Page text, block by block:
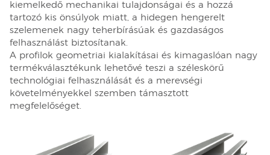
kiemelkedő mechanikai tulajdonságai és a hozzá
tartozó kis önsúlyok miatt, a hidegen hengerelt
szelemenek nagy teherbírásúak és gazdaságos
felhasználást biztosítanak.
A profilok geometriai kialakításai és kimagaslóan nagy
termékválasztékunk lehetővé teszi a széleskörű
technológiai felhasználását és a merevségi
követelményekkel szemben támasztott
megfelelőséget.